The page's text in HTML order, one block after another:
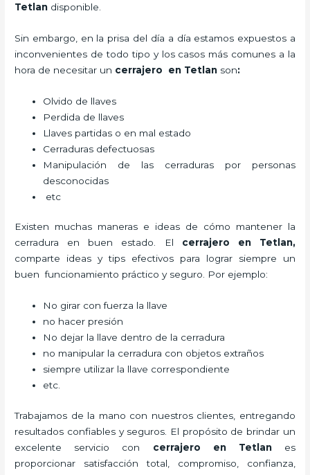
Tetlan disponible.
Sin embargo, en la prisa del día a día estamos expuestos a
inconvenientes de todo tipo y los casos más comunes a la
hora de necesitar un cerrajero en Tetlan son:
Olvido de llaves
Perdida de llaves
Llaves partidas o en mal estado
Cerraduras defectuosas
Manipulación de las cerraduras por personas
desconocidas
etc
Existen muchas maneras e ideas de cómo mantener la
cerradura en buen estado. El cerrajero en Tetlan,
comparte ideas y tips efectivos para lograr siempre un
buen funcionamiento práctico y seguro. Por ejemplo:
No girar con fuerza la llave
no hacer presión
No dejar la llave dentro de la cerradura
no manipular la cerradura con objetos extraños
siempre utilizar la llave correspondiente
etc.
Trabajamos de la mano con nuestros clientes, entregando
resultados confiables y seguros. El propósito de brindar un
excelente servicio con cerrajero en Tetlanes
proporcionar satisfacción total, compromiso, confianza,